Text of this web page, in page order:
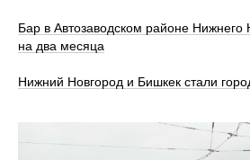
Бар в Автозаводском районе Нижнего
на два месяца
Нижний Новгород и Бишкек стали